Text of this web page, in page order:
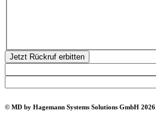
Jetzt Rückruf erbitten
© MD by Hagemann Systems Solutions GmbH 2026